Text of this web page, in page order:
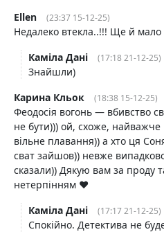
Ellen
(23:37 15-12-25)
Недалеко втекла..!!! Ще й
Каміла Дані
(17:18 21-12-25)
Знайшли)
Карина Кльок
(18:38 15-12-25)
Феодосія вогонь — вбивство
не бути))) ой, схоже, найважче
вільне плавання)) а хто ця
сват зайшов)) невже
сказали)) Дякую вам за проду
нетерпінням ♥️
Каміла Дані
(17:17 21-12-25)
Спокійно. Детектива не